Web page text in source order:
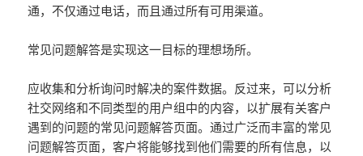
通，不仅通过电话，而且通过所有可用渠道。
常见问题解答是实现这一目标的理想场所。
应收集和分析询问时解决的案件数据。反过来，可以分析
社交网络和不同类型的用户组中的内容，以扩展有关客户
遇到的问题的常见问题解答页面。通过广泛而丰富的常见
问题解答页面，客户将能够找到他们需要的所有信息，以